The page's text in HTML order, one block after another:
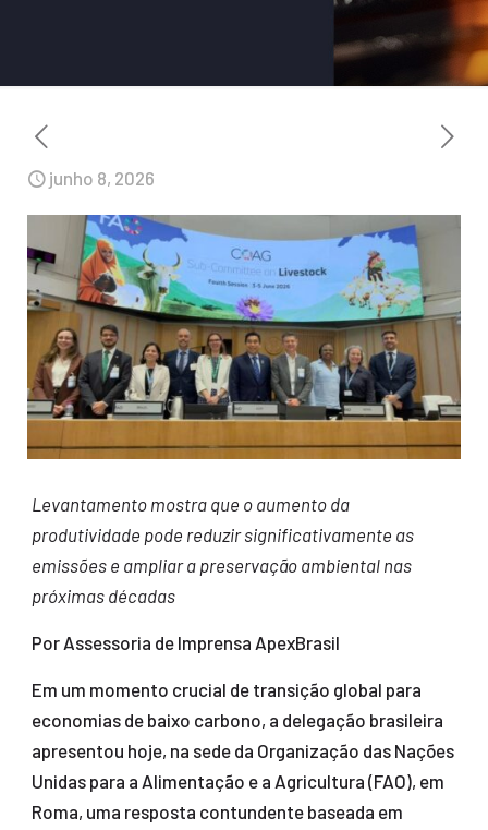
junho 8, 2026
Levantamento mostra que o aumento da
produtividade pode reduzir significativamente as
emissões e ampliar a preservação ambiental nas
próximas décadas
Por Assessoria de Imprensa ApexBrasil
Em um momento crucial de transição global para
economias de baixo carbono, a delegação brasileira
apresentou hoje, na sede da Organização das Nações
Unidas para a Alimentação e a Agricultura (FAO), em
Roma, uma resposta contundente baseada em